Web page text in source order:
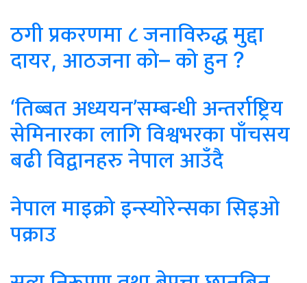
ठगी प्रकरणमा ८ जनाविरुद्ध मुद्दा
दायर, आठजना को– को हुन ?
‘तिब्बत अध्ययन’सम्बन्धी अन्तर्राष्ट्रिय
सेमिनारका लागि विश्वभरका पाँचसय
बढी विद्वानहरु नेपाल आउँदै
नेपाल माइक्रो इन्स्योरेन्सका सिइओ
पक्राउ